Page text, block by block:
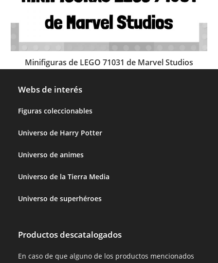
Minifiguras de LEGO 71031 de Marvel Studios
Webs de interés
Figuras coleccionables
Universo de Harry Potter
Universo de animes
Universo de la Tierra Media
Universo de superhéroes
Productos descatalogados
En caso de que alguno de los productos mencionados